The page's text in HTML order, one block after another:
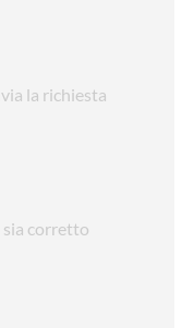
la richiesta
corretto